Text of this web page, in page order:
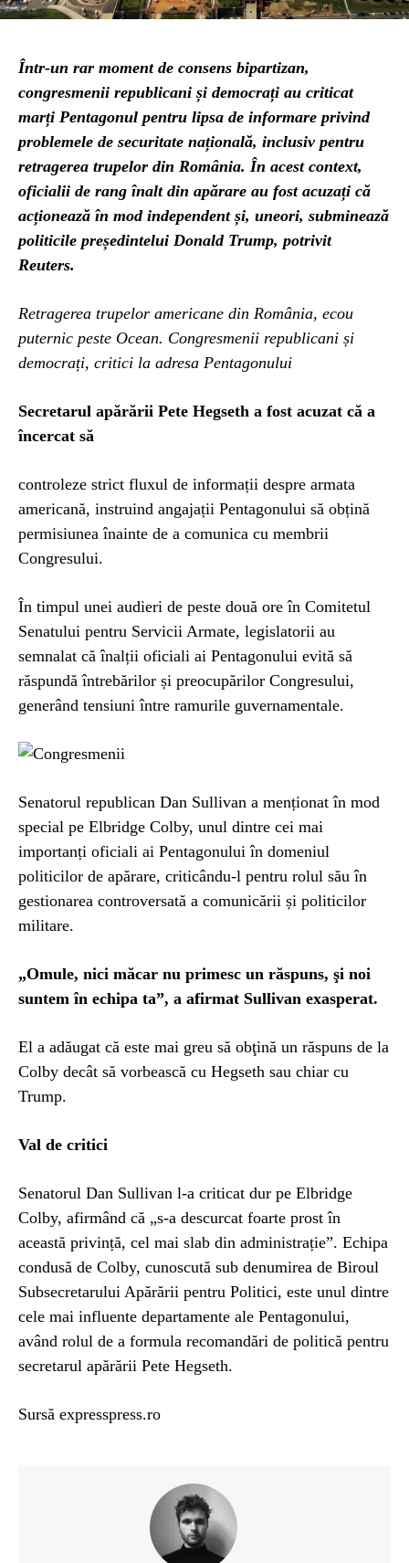
Într-un rar moment de consens bipartizan,
congresmenii republicani și democrați au criticat
marți Pentagonul pentru lipsa de informare privind
problemele de securitate națională, inclusiv pentru
retragerea trupelor din România. În acest context,
oficialii de rang înalt din apărare au fost acuzați că
acționează în mod independent și, uneori, subminează
politicile președintelui Donald Trump, potrivit
Reuters.
Retragerea trupelor americane din România, ecou
puternic peste Ocean. Congresmenii republicani și
democrați, critici la adresa Pentagonului
Secretarul apărării Pete Hegseth a fost acuzat că a
încercat să
controleze strict fluxul de informații despre armata
americană, instruind angajații Pentagonului să obțină
permisiunea înainte de a comunica cu membrii
Congresului.
În timpul unei audieri de peste două ore în Comitetul
Senatului pentru Servicii Armate, legislatorii au
semnalat că înalții oficiali ai Pentagonului evită să
răspundă întrebărilor și preocupărilor Congresului,
generând tensiuni între ramurile guvernamentale.
Senatorul republican Dan Sullivan a menționat în mod
special pe Elbridge Colby, unul dintre cei mai
importanți oficiali ai Pentagonului în domeniul
politicilor de apărare, criticându-l pentru rolul său în
gestionarea controversată a comunicării și politicilor
militare.
„Omule, nici măcar nu primesc un răspuns, şi noi
suntem în echipa ta”, a afirmat Sullivan exasperat.
El a adăugat că este mai greu să obţină un răspuns de la
Colby decât să vorbească cu Hegseth sau chiar cu
Trump.
Val de critici
Senatorul Dan Sullivan l-a criticat dur pe Elbridge
Colby, afirmând că „s-a descurcat foarte prost în
această privință, cel mai slab din administrație”. Echipa
condusă de Colby, cunoscută sub denumirea de Biroul
Subsecretarului Apărării pentru Politici, este unul dintre
cele mai influente departamente ale Pentagonului,
având rolul de a formula recomandări de politică pentru
secretarul apărării Pete Hegseth.
Sursă expresspress.ro